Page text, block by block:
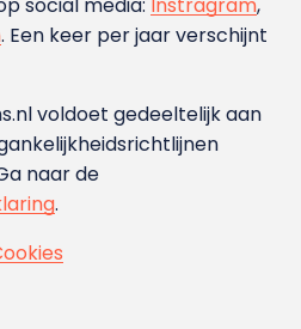
social media: Instragram,
. Een keer per jaar verschijnt
voldoet gedeeltelijk aan
naar de
.